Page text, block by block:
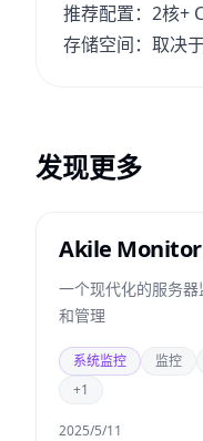
推荐配置：2核+
存储空间：取决
发现更多
Akile Monitor
一个现代化的服务
和管理
系统监控 监控
+1
2025/5/11